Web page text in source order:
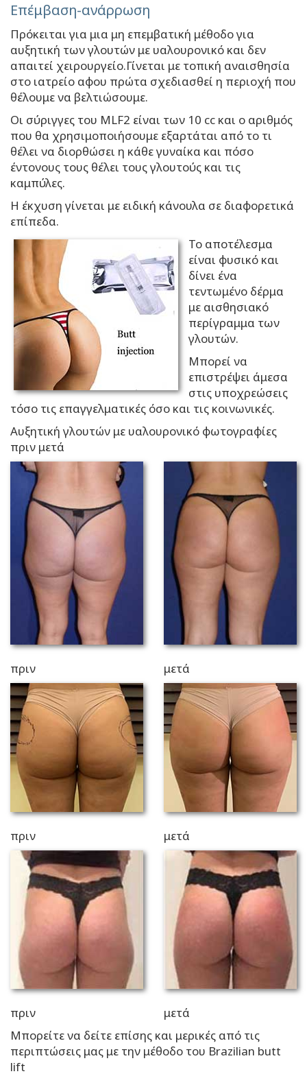
Επέμβαση-ανάρρωση
Πρόκειται για μια μη επεμβατική μέθοδο για
αυξητική των γλουτών με υαλουρονικό και δεν
απαιτεί χειρουργείο.Γίνεται με τοπική αναισθησία
στο ιατρείο αφου πρώτα σχεδιασθεί η περιοχή που
θέλουμε να βελτιώσουμε.
Οι σύριγγες του MLF2 είναι των 10 cc και ο αριθμός
που θα χρησιμοποιήσουμε εξαρτάται από το τι
θέλει να διορθώσει η κάθε γυναίκα και πόσο
έντονους τους θέλει τους γλουτούς και τις
καμπύλες.
Η έκχυση γίνεται με ειδική κάνουλα σε διαφορετικά
επίπεδα.
Το αποτέλεσμα
είναι φυσικό και
δίνει ένα
τεντωμένο δέρμα
με αισθησιακό
περίγραμμα των
γλουτών.
Μπορεί να
επιστρέψει άμεσα
στις υποχρεώσεις
τόσο τις επαγγελματικές όσο και τις κοινωνικές.
Αυξητική γλουτών με υαλουρονικό φωτογραφίες
πριν μετά
πριν μετά
πριν μετά
πριν
μετά
Μπορείτε να δείτε επίσης και μερικές από τις
περιπτώσεις μας με την μέθοδο του Brazilian butt
lift